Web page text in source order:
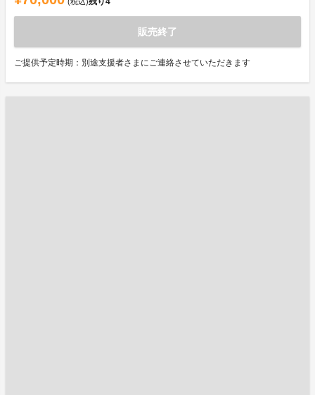
販売終了
ご提供予定時期：別途支援者さまにご連絡させていただきます